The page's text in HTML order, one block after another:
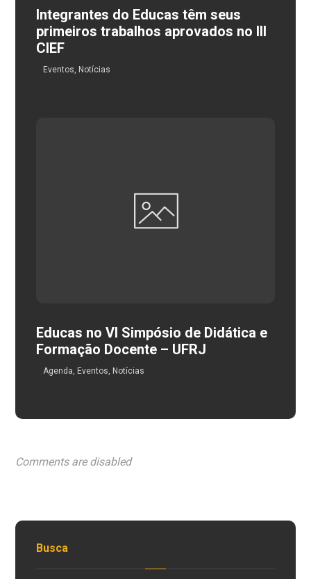
Integrantes do Educas têm seus
primeiros trabalhos aprovados no III
CIEF
Eventos Notícias
Educas no VI Simpósio de Didática e
Formação Docente – UFRJ
Agenda Eventos Notícias
Comments are disabled
Busca